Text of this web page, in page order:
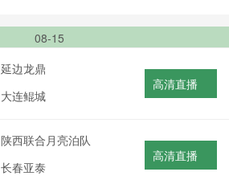
08-15
延边龙鼎
大连鲲城
高清直播
陕西联合月亮泊队
长春亚泰
高清直播